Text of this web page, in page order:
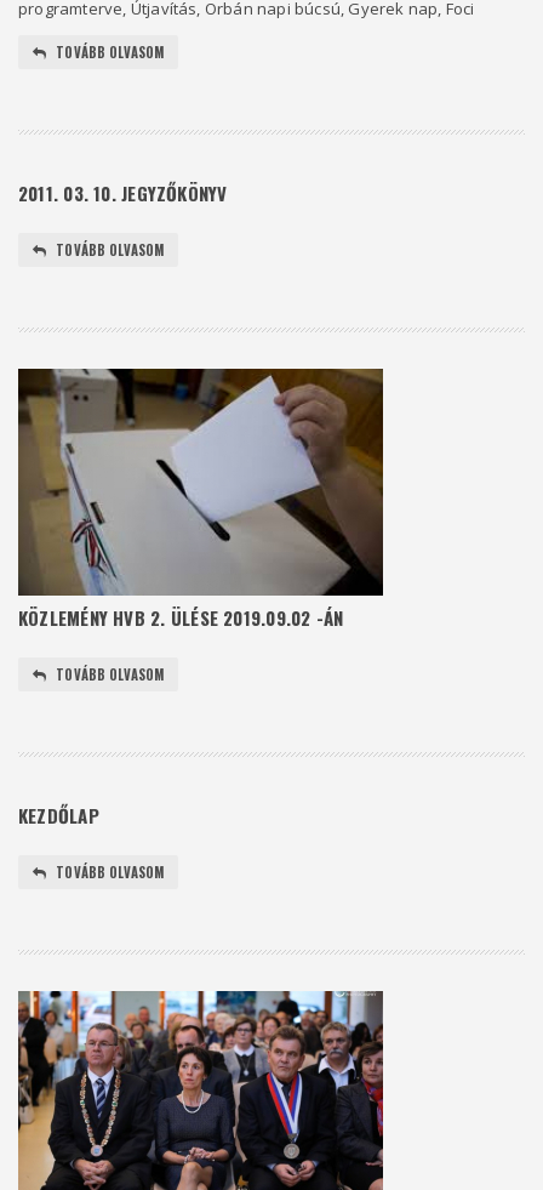
programterve, Útjavítás, Orbán napi búcsú, Gyerek nap, Foci
TOVÁBB OLVASOM
2011. 03. 10. JEGYZŐKÖNYV
TOVÁBB OLVASOM
KÖZLEMÉNY HVB 2. ÜLÉSE 2019.09.02 -ÁN
TOVÁBB OLVASOM
KEZDŐLAP
TOVÁBB OLVASOM